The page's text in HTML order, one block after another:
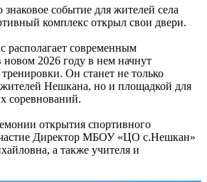
событие для жителей села
комплекс открыл свои двери.
располагает современным
2026 году в нем начнут
Он станет не только
Нешкана, но и площадкой для
соревнований.
открытия спортивного
Директор МБОУ «ЦО с.Нешкан»
а также учителя и